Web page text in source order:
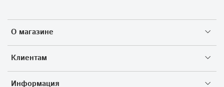
О магазине
Клиентам
Информация